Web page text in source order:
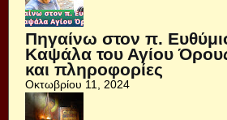
Πηγαίνω στον π.
Καψάλα του Αγίου
και πληροφορίες
Οκτωβρίου 11, 2024